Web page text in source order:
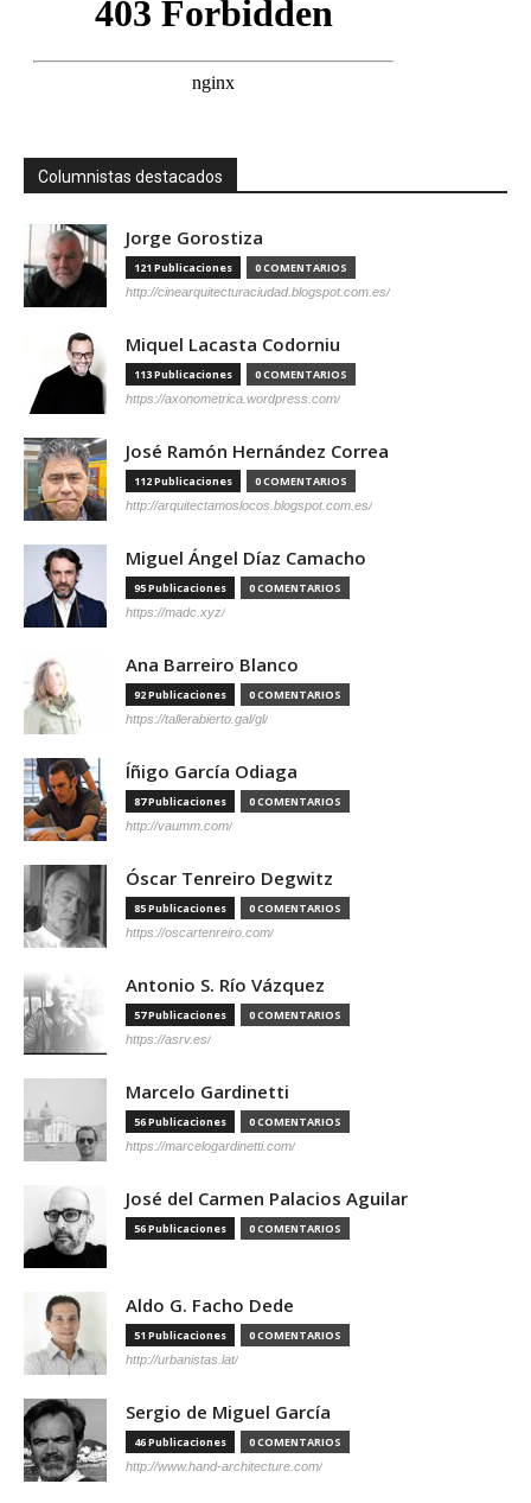
Columnistas destacados
Jorge Gorostiza
121 Publicaciones 0 COMENTARIOS
http://cinearquitecturaciudad.blogspot.com.es/
Miquel Lacasta Codorniu
113 Publicaciones 0 COMENTARIOS
https://axonometrica.wordpress.com/
José Ramón Hernández Correa
112 Publicaciones 0 COMENTARIOS
http://arquitectamoslocos.blogspot.com.es/
Miguel Ángel Díaz Camacho
95 Publicaciones 0 COMENTARIOS
https://madc.xyz/
Ana Barreiro Blanco
92 Publicaciones 0 COMENTARIOS
https://tallerabierto.gal/gl/
Íñigo García Odiaga
87 Publicaciones 0 COMENTARIOS
http://vaumm.com/
Óscar Tenreiro Degwitz
85 Publicaciones 0 COMENTARIOS
https://oscartenreiro.com/
Antonio S. Río Vázquez
57 Publicaciones 0 COMENTARIOS
https://asrv.es/
Marcelo Gardinetti
56 Publicaciones 0 COMENTARIOS
https://marcelogardinetti.com/
José del Carmen Palacios Aguilar
56 Publicaciones 0 COMENTARIOS
Aldo G. Facho Dede
51 Publicaciones 0 COMENTARIOS
http://urbanistas.lat/
Sergio de Miguel García
46 Publicaciones 0 COMENTARIOS
http://www.hand-architecture.com/